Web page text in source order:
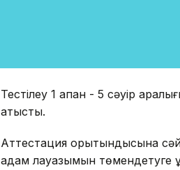
Тестілеу 1 ақпан - 5 сәуір
қатысты.
Аттестация қорытындысына
адам лауазымын төмендетуге